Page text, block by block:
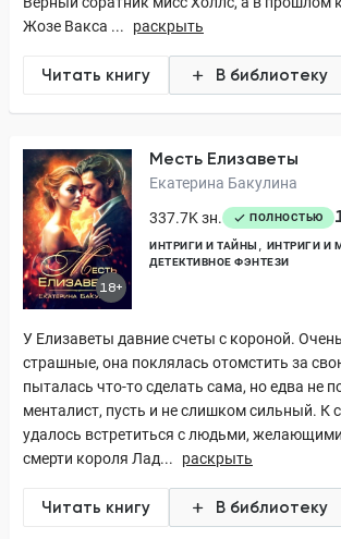
Жозе Вакса ...
раскрыть
Читать книгу В библиотеку
18+
Месть Елизаветы
Екатерина Бакулина
337.7K зн.
ПОЛНОСТЬЮ
ИНТРИГИ И ТАЙНЫ
ИНТРИГИ И
ДЕТЕКТИВНОЕ ФЭНТЕЗИ
У Елизаветы давние счеты с короной.
страшные, она поклялась отомстить за
пыталась что-то сделать сама, но едва не
менталист, пусть и не слишком сильный. К
удалось встретиться с людьми,
смерти короля Лад...
раскрыть
Читать книгу В библиотеку